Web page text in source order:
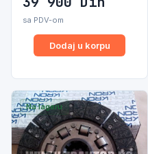
sa PDV-om
Dodaj u korpu
Na lageru